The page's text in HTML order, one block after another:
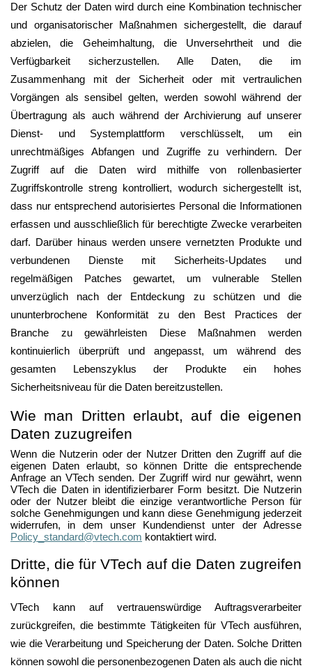
Der Schutz der Daten wird durch eine Kombination technischer
und organisatorischer Maßnahmen sichergestellt, die darauf
abzielen, die Geheimhaltung, die Unversehrtheit und die
Verfügbarkeit sicherzustellen. Alle Daten, die im
Zusammenhang mit der Sicherheit oder mit vertraulichen
Vorgängen als sensibel gelten, werden sowohl während der
Übertragung als auch während der Archivierung auf unserer
Dienst- und Systemplattform verschlüsselt, um ein
unrechtmäßiges Abfangen und Zugriffe zu verhindern. Der
Zugriff auf die Daten wird mithilfe von rollenbasierter
Zugriffskontrolle streng kontrolliert, wodurch sichergestellt ist,
dass nur entsprechend autorisiertes Personal die Informationen
erfassen und ausschließlich für berechtigte Zwecke verarbeiten
darf. Darüber hinaus werden unsere vernetzten Produkte und
verbundenen Dienste mit Sicherheits-Updates und
regelmäßigen Patches gewartet, um vulnerable Stellen
unverzüglich nach der Entdeckung zu schützen und die
ununterbrochene Konformität zu den Best Practices der
Branche zu gewährleisten Diese Maßnahmen werden
kontinuierlich überprüft und angepasst, um während des
gesamten Lebenszyklus der Produkte ein hohes
Sicherheitsniveau für die Daten bereitzustellen.
Wie man Dritten erlaubt, auf die eigenen
Daten zuzugreifen
Wenn die Nutzerin oder der Nutzer Dritten den Zugriff auf die
eigenen Daten erlaubt, so können Dritte die entsprechende
Anfrage an VTech senden. Der Zugriff wird nur gewährt, wenn
VTech die Daten in identifizierbarer Form besitzt. Die Nutzerin
oder der Nutzer bleibt die einzige verantwortliche Person für
solche Genehmigungen und kann diese Genehmigung jederzeit
widerrufen, in dem unser Kundendienst unter der Adresse
Policy_standard@vtech.com kontaktiert wird.
Dritte, die für VTech auf die Daten zugreifen
können
VTech kann auf vertrauenswürdige Auftragsverarbeiter
zurückgreifen, die bestimmte Tätigkeiten für VTech ausführen,
wie die Verarbeitung und Speicherung der Daten. Solche Dritten
können sowohl die personenbezogenen Daten als auch die nicht